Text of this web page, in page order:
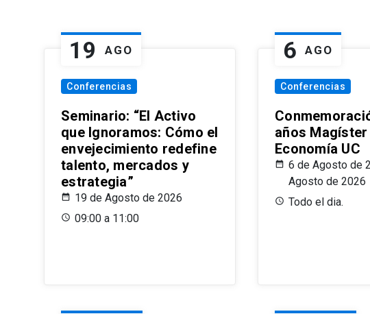
19 AGO
Conferencias
Seminario: “El Activo
que Ignoramos: Cómo el
envejecimiento redefine
talento, mercados y
estrategia”
19 de Agosto de 2026
09:00 a 11:00
6 AGO
Conferencias
años Magíster
Economía UC
6 de Agosto de
Agosto de 2026
Todo el dia.